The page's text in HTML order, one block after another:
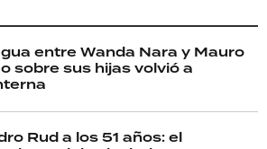
entre Wanda Nara y Mauro
sobre sus hijas volvió a
Rud a los 51 años: el